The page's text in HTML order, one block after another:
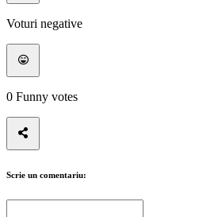
Voturi negative
0 Funny votes
Scrie un comentariu: